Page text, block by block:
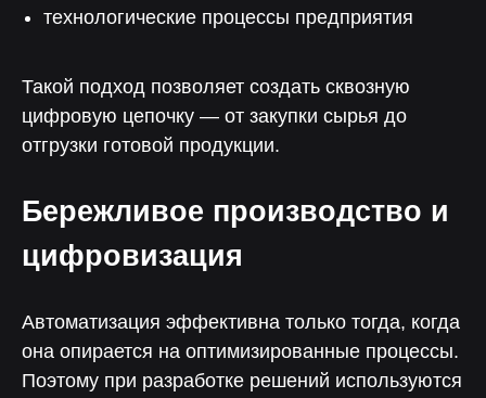
технологические процессы предприятия
Такой подход позволяет создать сквозную
цифровую цепочку — от закупки сырья до
отгрузки готовой продукции.
Бережливое производство и
цифровизация
Автоматизация эффективна только тогда, когда
она опирается на оптимизированные процессы.
Поэтому при разработке решений используются
С ответом за 5 минут — для любых
технических вопросов
Отвечаем на вопросы